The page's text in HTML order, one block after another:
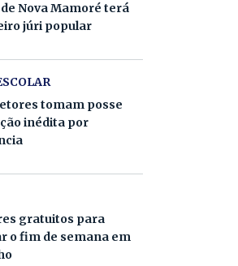
Nova Mamoré terá
júri popular
tomam posse
inédita por
gratuitos para
o fim de semana em